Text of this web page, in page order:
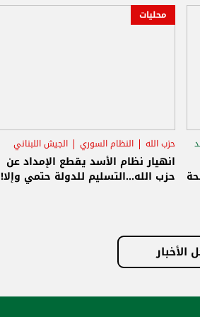
محليات
حزب الله النظام السوري الجيش اللبناني
انهيار نظام الأسد يقطع الإمداد عن
حزب الله...التسليم للدولة حتمي وإلا!
الأخبار